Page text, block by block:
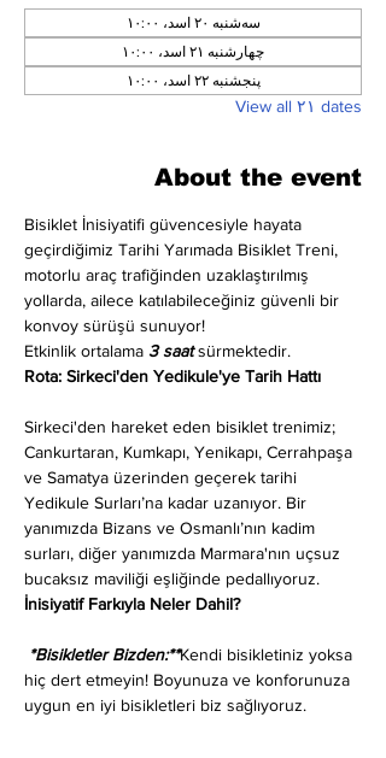
سه‌شنبه ۲۰ اسد، ۱۰:۰۰
چهارشنبه ۲۱ اسد، ۱۰:۰۰
پنجشنبه ۲۲ اسد، ۱۰:۰۰
View all ۲۱ dates
About the event
Bisiklet İnisiyatifi güvencesiyle hayata
geçirdiğimiz Tarihi Yarımada Bisiklet Treni,
motorlu araç trafiğinden uzaklaştırılmış
yollarda, ailece katılabileceğiniz güvenli bir
konvoy sürüşü sunuyor!
Etkinlik ortalama 3 saat sürmektedir.
Rota: Sirkeci'den Yedikule'ye Tarih Hattı
Sirkeci'den hareket eden bisiklet trenimiz;
Cankurtaran, Kumkapı, Yenikapı, Cerrahpaşa
ve Samatya üzerinden geçerek tarihi
Yedikule Surları’na kadar uzanıyor. Bir
yanımızda Bizans ve Osmanlı’nın kadim
surları, diğer yanımızda Marmara'nın uçsuz
bucaksız maviliği eşliğinde pedallıyoruz.
İnisiyatif Farkıyla Neler Dahil?
*Bisikletler Bizden:**Kendi bisikletiniz yoksa
hiç dert etmeyin! Boyunuza ve konforunuza
uygun en iyi bisikletleri biz sağlıyoruz.